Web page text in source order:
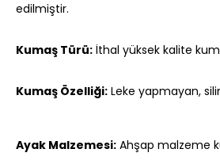
edilmiştir.
Kumaş Türü: İthal yüksek kalite
Kumaş Özelliği: Leke yapmayan,
Ayak Malzemesi: Ahşap malzeme